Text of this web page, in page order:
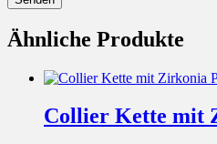
Ähnliche Produkte
Collier Kette mit